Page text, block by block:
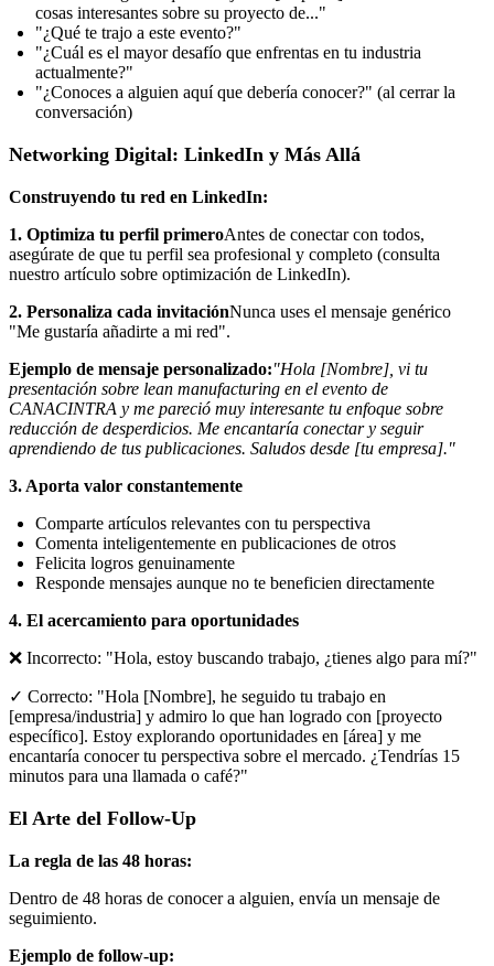
cosas interesantes sobre su proyecto de..."
"¿Qué te trajo a este evento?"
"¿Cuál es el mayor desafío que enfrentas en tu industria
actualmente?"
"¿Conoces a alguien aquí que debería conocer?" (al cerrar la
conversación)
Networking Digital: LinkedIn y Más Allá
Construyendo tu red en LinkedIn:
1. Optimiza tu perfil primeroAntes de conectar con todos,
asegúrate de que tu perfil sea profesional y completo (consulta
nuestro artículo sobre optimización de LinkedIn).
2. Personaliza cada invitaciónNunca uses el mensaje genérico
"Me gustaría añadirte a mi red".
Ejemplo de mensaje personalizado:"Hola [Nombre], vi tu
presentación sobre lean manufacturing en el evento de
CANACINTRA y me pareció muy interesante tu enfoque sobre
reducción de desperdicios. Me encantaría conectar y seguir
aprendiendo de tus publicaciones. Saludos desde [tu empresa]."
3. Aporta valor constantemente
Comparte artículos relevantes con tu perspectiva
Comenta inteligentemente en publicaciones de otros
Felicita logros genuinamente
Responde mensajes aunque no te beneficien directamente
4. El acercamiento para oportunidades
❌ Incorrecto: "Hola, estoy buscando trabajo, ¿tienes algo para mí?"
✓ Correcto: "Hola [Nombre], he seguido tu trabajo en
[empresa/industria] y admiro lo que han logrado con [proyecto
específico]. Estoy explorando oportunidades en [área] y me
encantaría conocer tu perspectiva sobre el mercado. ¿Tendrías 15
minutos para una llamada o café?"
El Arte del Follow-Up
La regla de las 48 horas:
Dentro de 48 horas de conocer a alguien, envía un mensaje de
seguimiento.
Ejemplo de follow-up: